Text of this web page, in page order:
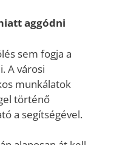
aggódni
sem fogja a
A városi
munkálatok
történő
a segítségével.